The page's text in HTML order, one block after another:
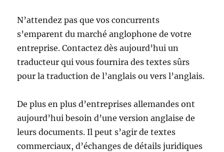
N’attendez pas que vos concurrents
s’emparent du marché anglophone de votre
entreprise. Contactez dès aujourd’hui un
traducteur qui vous fournira des textes sûrs
pour la traduction de l’anglais ou vers l’anglais.
De plus en plus d’entreprises allemandes ont
aujourd’hui besoin d’une version anglaise de
leurs documents. Il peut s’agir de textes
commerciaux, d’échanges de détails juridiques